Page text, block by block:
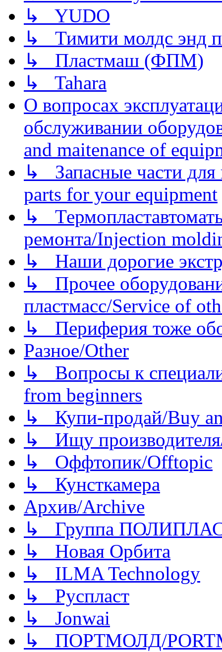
↳ YUDO
↳ Тимити молдс энд
↳ Пластмаш (ФПМ)
↳ Tahara
О вопросах
обслуживании
and maitenance of
↳ Запасные части для
parts for your equipment
↳
ремонта/Injection
↳ Наши дорогие
↳ Прочее
пластмасс/Service of
↳ Периферия тоже
Разное/Other
↳ Вопросы к
from beginners
↳ Купи-продай/Buy
↳ Ищу
↳ Оффтопик/Offtopic
↳ Кунсткамера
Архив/Archive
↳ Группа
↳ Новая Орбита
↳ ILMA Technology
↳ Руспласт
↳ Jonwai
↳ ПОРТМОЛД/